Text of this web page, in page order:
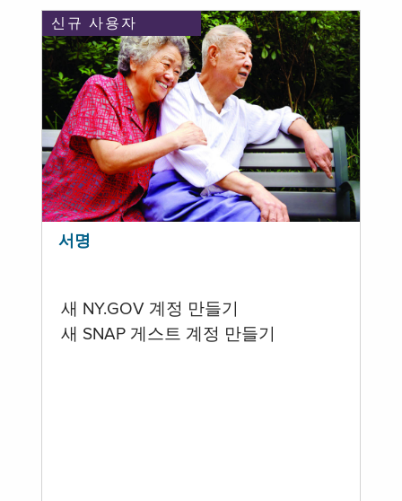
신규 사용자
서명
새 NY.GOV 계정 만들기
새 SNAP 게스트 계정 만들기